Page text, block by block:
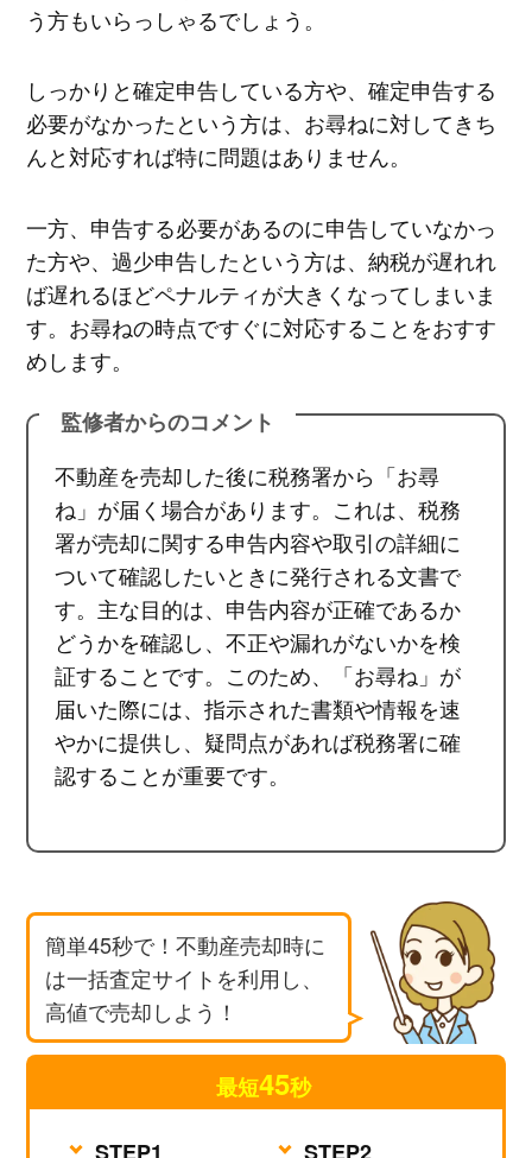
う方もいらっしゃるでしょう。
しっかりと確定申告している方や、確定申告する
必要がなかったという方は、お尋ねに対してきち
んと対応すれば特に問題はありません。
一方、申告する必要があるのに申告していなかっ
た方や、過少申告したという方は、納税が遅れれ
ば遅れるほどペナルティが大きくなってしまいま
す。お尋ねの時点ですぐに対応することをおすす
めします。
監修者からのコメント
不動産を売却した後に税務署から「お尋
ね」が届く場合があります。これは、税務
署が売却に関する申告内容や取引の詳細に
ついて確認したいときに発行される文書で
す。主な目的は、申告内容が正確であるか
どうかを確認し、不正や漏れがないかを検
証することです。このため、「お尋ね」が
届いた際には、指示された書類や情報を速
やかに提供し、疑問点があれば税務署に確
認することが重要です。
簡単45秒で！不動産売却時に
は一括査定サイトを利用し、
高値で売却しよう！
最短45秒
無料査定を依頼する
STEP1 STEP2